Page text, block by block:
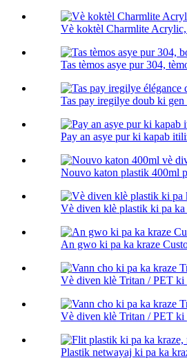
Vè koktèl Charmlite
Tas tèmos asye pur 304,
Tas pay iregilye doub ki
Pay an asye pur ki kapab
Nouvo katon plastik 400ml
Vè diven klè plastik ki pa ka
An gwo ki pa ka kraze
Vè diven klè Tritan / PET ki
Vè diven klè Tritan / PET ki
Plastik netwayaj ki pa ka